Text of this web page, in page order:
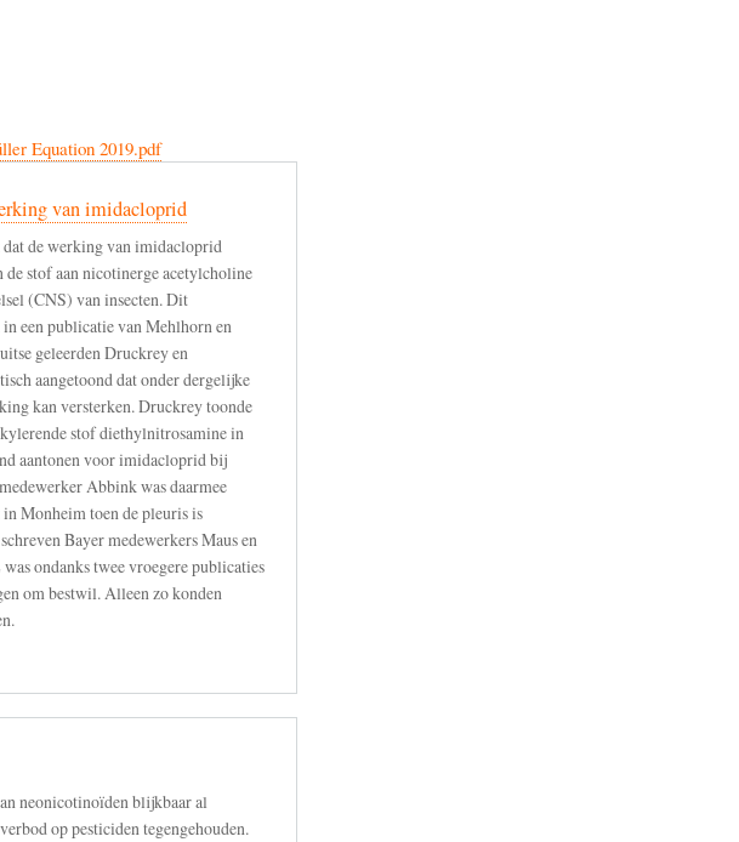
Equation 2019.pdf
van imidacloprid
de werking van imidacloprid
stof aan nicotinerge acetylcholine
(CNS) van insecten. Dit
een publicatie van Mehlhorn en
geleerden Druckrey en
aangetoond dat onder dergelijke
kan versterken. Druckrey toonde
stof diethylnitrosamine in
aantonen voor imidacloprid bij
Abbink was daarmee
Monheim toen de pleuris is
Bayer medewerkers Maus en
ondanks twee vroegere publicaties
om bestwil. Alleen zo konden
neonicotinoïden blijkbaar al
op pesticiden tegengehouden.